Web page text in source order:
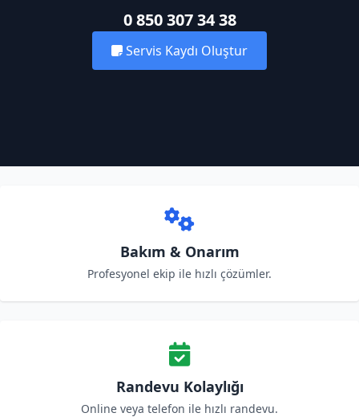
0 850 307 34 38
Servis Kaydı Oluştur
Bakım & Onarım
Profesyonel ekip ile hızlı çözümler.
Randevu Kolaylığı
Online veya telefon ile hızlı randevu.